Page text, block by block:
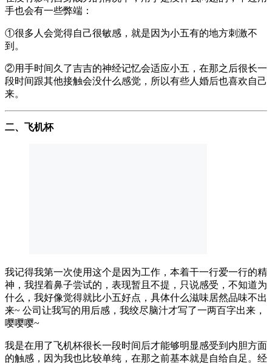
手也会有一些弊端：
①很多人会觉得自己很敏感，就是因为小五有的地方刺激不
到。
②用手时间久了吉吉的神经记忆会适应小五，在那之后很长一
段时间跟其他接触会没什么感觉，所以有些人婚后也喜欢自己
来。
二、飞机杯
我记得我第一次使用这个是因为工作，本着干一行爱一行的精
神，我捏着鼻子尝试的，表现暂且不提，只说感受，不知道为
什么，我好像觉得就比小五好点，具体什么滋味居然品味不出
来~ 公司让我写的用后感，我绞尽脑汁才写了一两百字出来，
嘤嘤嘤~
我是在用了飞机杯很长一段时间后才能够明显感受到内胆方面
的触感，因为我也比较单纯，在那之前基本就是自给自足。经